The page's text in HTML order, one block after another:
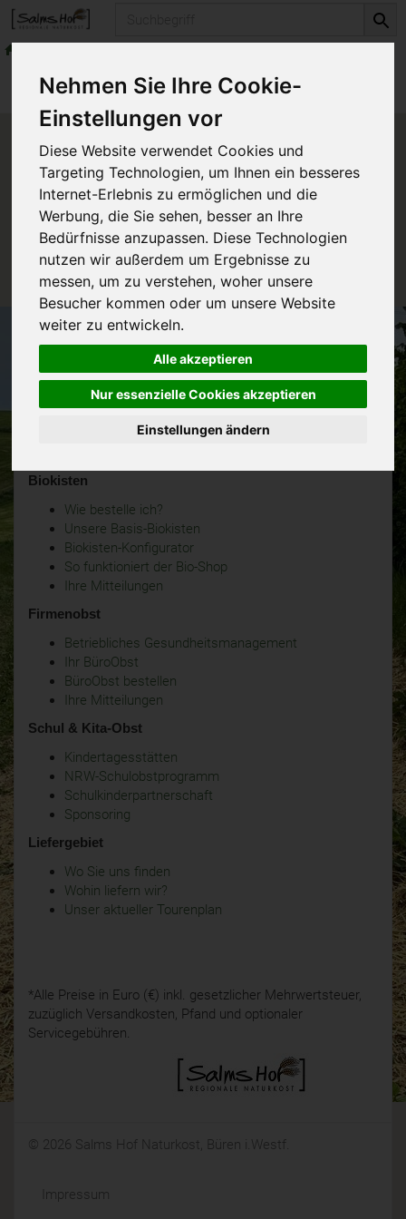
Nehmen Sie Ihre Cookie-
Einstellungen vor
Diese Website verwendet Cookies und
Targeting Technologien, um Ihnen ein besseres
Internet-Erlebnis zu ermöglichen und die
Werbung, die Sie sehen, besser an Ihre
Bedürfnisse anzupassen. Diese Technologien
nutzen wir außerdem um Ergebnisse zu
messen, um zu verstehen, woher unsere
Besucher kommen oder um unsere Website
weiter zu entwickeln.
Alle akzeptieren
Nur essenzielle Cookies akzeptieren
Einstellungen ändern
Produkte
frische Milchprodukte
Milchersatzprodukte
Produkt "Creme Duo vegan"
nicht verfügbar.
Das von Ihnen gesuchte Produkt ist leider zur Zeit
nicht verfügbar.
Biokisten
Wie bestelle ich?
Unsere Basis-Biokisten
Biokisten-Konfigurator
So funktioniert der Bio-Shop
Ihre Mitteilungen
Firmenobst
Betriebliches Gesundheitsmanagement
Ihr BüroObst
BüroObst bestellen
Ihre Mitteilungen
Schul & Kita-Obst
Kindertagesstätten
NRW-Schulobstprogramm
Schulkinderpartnerschaft
Sponsoring
Liefergebiet
Wo Sie uns finden
Wohin liefern wir?
Unser aktueller Tourenplan
*Alle Preise in Euro (€) inkl. gesetzlicher Mehrwertsteuer,
zuzüglich Versandkosten, Pfand und optionaler
Servicegebühren.
© 2026 Salms Hof Naturkost, Büren i.Westf.
Impressum